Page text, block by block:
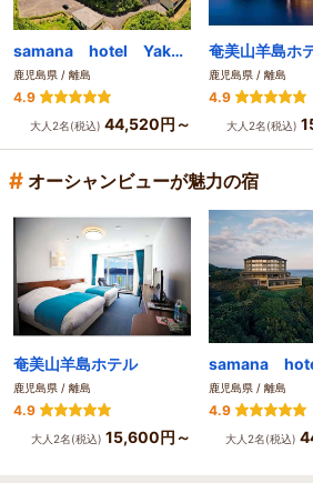
samana hotel Yakushima
鹿児島県 / 離島
4.9
大人2名(税込) 44,520円～
奄美山羊島ホ
鹿児島県 / 離島
4.9
大人2名(税込)
# オーシャンビューが魅力の宿
奄美山羊島ホテル
鹿児島県 / 離島
4.9
大人2名(税込) 15,600円～
鹿児島県 / 離島
4.9
大人2名(税込)